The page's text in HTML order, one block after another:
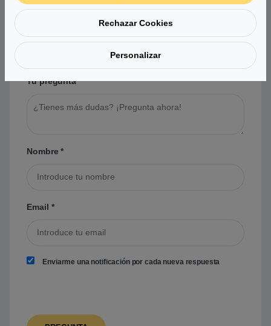
No hay preguntas aún. Sé el primero en hacer
una pregunta acerca de este producto.
Tu pregunta*
Nombre*
Email *
Enviarme una notificación por cada nueva respuesta
Rechazar Cookies
Personalizar